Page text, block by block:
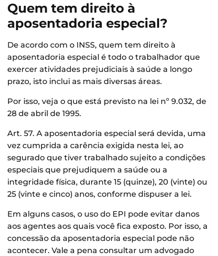
Quem tem direito à
aposentadoria especial?
De acordo com o INSS, quem tem direito à
aposentadoria especial é todo o trabalhador que
exercer atividades prejudiciais à saúde a longo
prazo, isto inclui as mais diversas áreas.
Por isso, veja o que está previsto na lei nº 9.032, de
28 de abril de 1995.
Art. 57. A aposentadoria especial será devida, uma
vez cumprida a carência exigida nesta lei, ao
segurado que tiver trabalhado sujeito a condições
especiais que prejudiquem a saúde ou a
integridade física, durante 15 (quinze), 20 (vinte) ou
25 (vinte e cinco) anos, conforme dispuser a lei.
Em alguns casos, o uso do EPI pode evitar danos
aos agentes aos quais você fica exposto. Por isso, a
concessão da aposentadoria especial pode não
acontecer. Vale a pena consultar um advogado